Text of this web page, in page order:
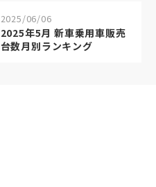
2025/06/06
2025年5月 新車乗用車販売
台数月別ランキング